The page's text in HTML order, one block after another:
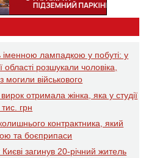
іменною лампадкою у побуті: у
розшукали чоловіка,
могили військового
отримала жінка, яка у студії
грн
контрактника, який
та боєприпаси
загинув 20-річний житель